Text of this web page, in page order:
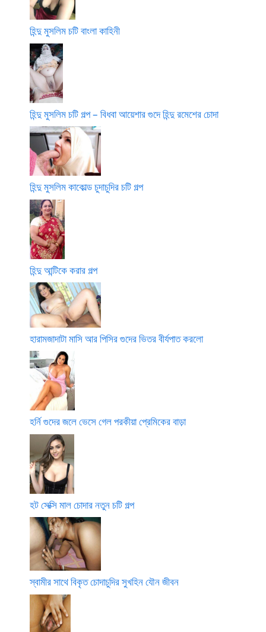
হিন্দু মুসলিম চটি বাংলা কাহিনী
হিন্দু মুসলিম চটি গল্প – বিধবা আয়েশার গুদে হিন্দু রমেশের চোদা
হিন্দু মুসলিম কাকোল্ড চুদাচুদির চটি গল্প
হিন্দু আন্টিকে করার গল্প
হারামজাদাটা মাসি আর পিসির গুদের ভিতর বীর্যপাত করলো
হর্নি গুদের জলে ভেসে গেল পরকীয়া প্রেমিকের বাড়া
হট সেক্সি মাল চোদার নতুন চটি গল্প
স্বামীর সাথে বিকৃত চোদাচুদির সুখহিন যৌন জীবন